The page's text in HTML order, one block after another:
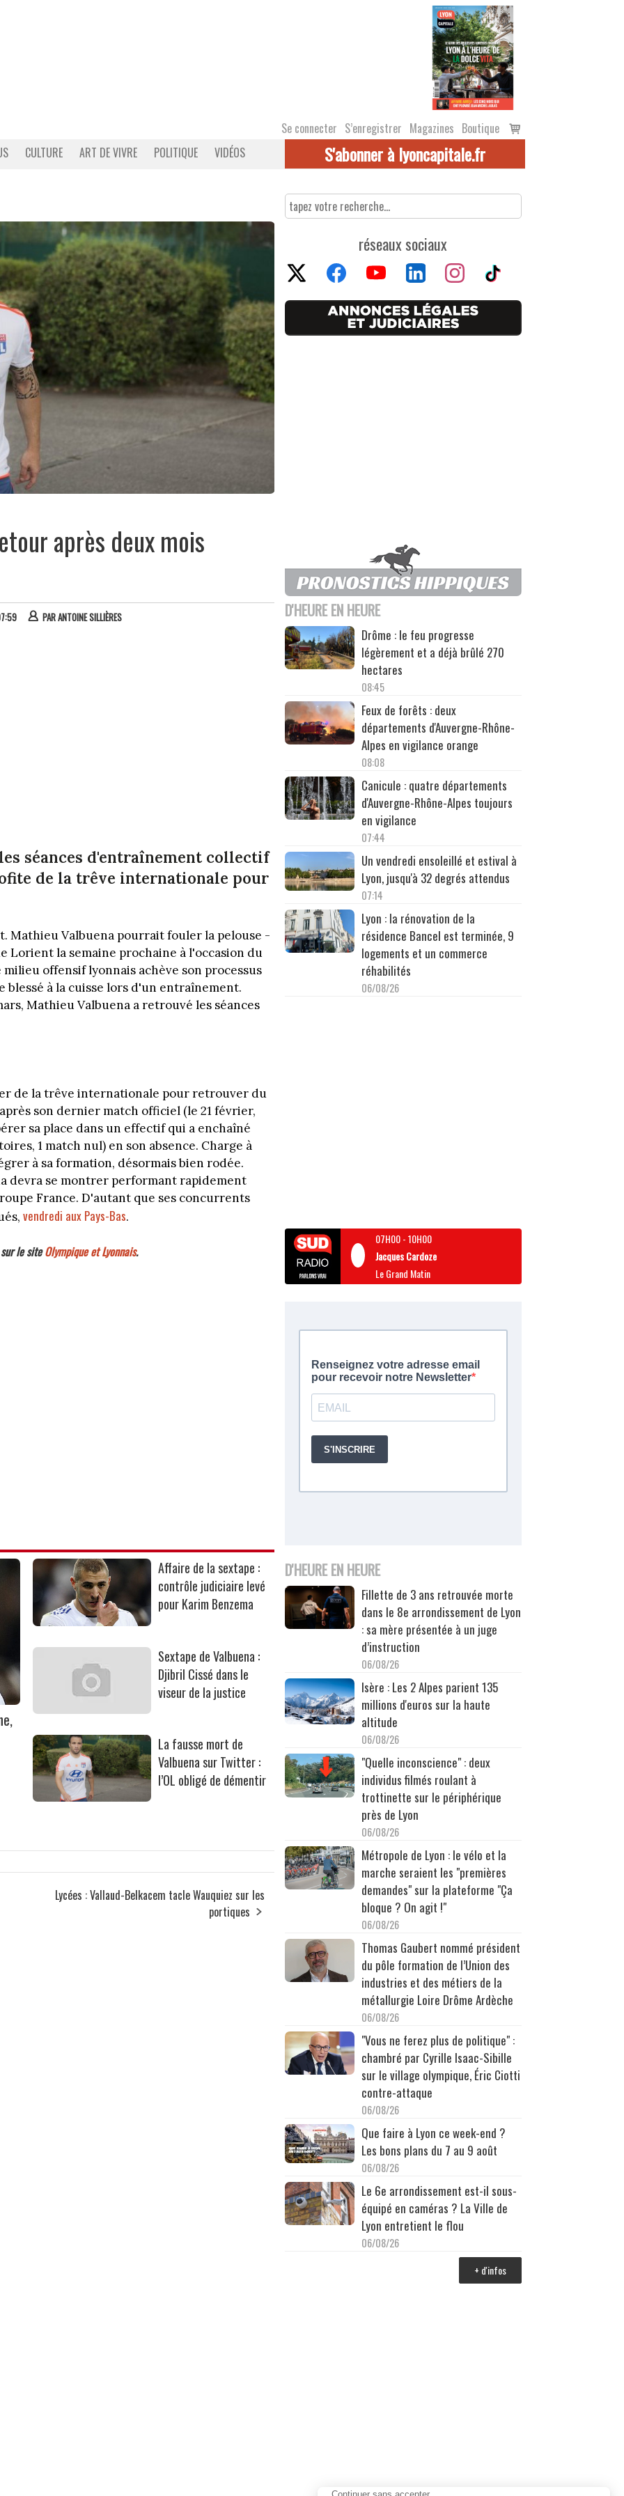
Se connecter S’enregistrer Magazines Boutique
Voir
le
CULTURE ART DE VIVRE POLITIQUE VIDÉOS S'abonner à lyoncapitale.fr
après deux mois
PARANTOINE SILLIÈRES
séances d'entraînement collectif
de la trêve internationale pour
Mathieu Valbuena pourrait fouler la pelouse -
la semaine prochaine à l'occasion du
offensif lyonnais achève son processus
blessé à la cuisse lors d'un entraînement.
Mathieu Valbuena a retrouvé les séances
de la trêve internationale pour retrouver du
son dernier match officiel (le 21 février,
sa place dans un effectif qui a enchaîné
1 match nul) en son absence. Charge à
à sa formation, désormais bien rodée.
devra se montrer performant rapidement
France. D'autant que ses concurrents
vendredi aux Pays-Bas.
le siteOlympique et Lyonnais.
Affaire de la sextape :
contrôle judiciaire levé
pour Karim Benzema
Sextape de Valbuena :
Djibril Cissé dans le
viseur de la justice
La fausse mort de
Valbuena sur Twitter :
l’OL obligé de démentir
Lycées : Vallaud-Belkacem tacle Wauquiez sur les
portiques
réseaux sociaux
D'HEURE EN HEURE
Drôme : le feu progresse
légèrement et a déjà brûlé 270
hectares
08:45
Feux de forêts : deux
départements d'Auvergne-Rhône-
Alpes en vigilance orange
08:08
Canicule : quatre départements
d'Auvergne-Rhône-Alpes toujours
en vigilance
07:44
Un vendredi ensoleillé et estival à
Lyon, jusqu'à 32 degrés attendus
07:14
Lyon : la rénovation de la
résidence Bancel est terminée, 9
logements et un commerce
réhabilités
06/08/26
07H00-10H00
Jacques Cardoze
Le Grand Matin
D'HEURE EN HEURE
Fillette de 3 ans retrouvée morte
dans le 8e arrondissement de Lyon
: sa mère présentée à un juge
d’instruction
06/08/26
Isère : Les 2 Alpes parient 135
millions d'euros sur la haute
altitude
06/08/26
"Quelle inconscience" : deux
individus filmés roulant à
trottinette sur le périphérique
près de Lyon
06/08/26
Métropole de Lyon : le vélo et la
marche seraient les "premières
demandes" sur la plateforme "Ça
bloque ? On agit !"
06/08/26
Thomas Gaubert nommé président
du pôle formation de l’Union des
industries et des métiers de la
métallurgie Loire Drôme Ardèche
06/08/26
"Vous ne ferez plus de politique" :
chambré par Cyrille Isaac-Sibille
sur le village olympique, Éric Ciotti
contre-attaque
06/08/26
Que faire à Lyon ce week-end ?
Les bons plans du 7 au 9 août
06/08/26
Le 6e arrondissement est-il sous-
équipé en caméras ? La Ville de
Lyon entretient le flou
06/08/26
+ d'infos